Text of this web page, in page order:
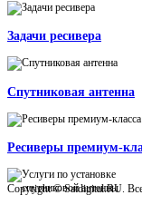
Задачи ресивера
Спутниковая антенна
Ресиверы премиум-
Copyright © Satdigital.RU.